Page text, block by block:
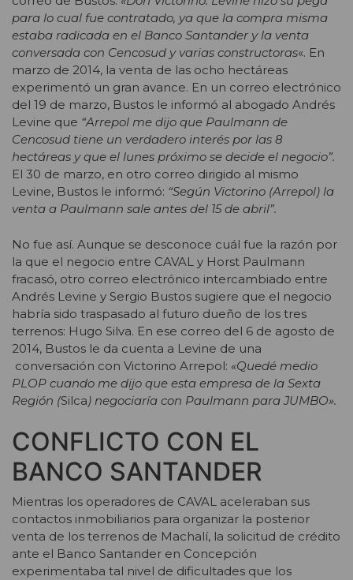
para lo cual fue contratado, ya que la compra misma
estaba radicada en el Banco Santander y la venta
conversada con Cencosud y varias constructoras«. En
marzo de 2014, la venta de las ocho hectáreas
experimentó un gran avance. En un correo electrónico
del 19 de marzo, Bustos le informó al abogado Andrés
Levine que “Arrepol me dijo que Paulmann de
Cencosud tiene un verdadero interés por las 8
hectáreas y que el lunes próximo se decide el negocio”.
El 30 de marzo, en otro correo dirigido al mismo
Levine, Bustos le informó: “Según Victorino (Arrepol) la
venta a Paulmann sale antes del 15 de abril”.
No fue así. Aunque se desconoce cuál fue la razón por
la que el negocio entre CAVAL y Horst Paulmann
fracasó, otro correo electrónico intercambiado entre
Andrés Levine y Sergio Bustos sugiere que el negocio
habría sido traspasado al futuro dueño de los tres
terrenos: Hugo Silva. En ese correo del 6 de agosto de
2014, Bustos le da cuenta a Levine de una
conversación con Victorino Arrepol: «Quedé medio
PLOP cuando me dijo que esta empresa de la Sexta
Región (Silca) negociaría con Paulmann para JUMBO».
CONFLICTO CON EL
BANCO SANTANDER
Mientras los operadores de CAVAL aceleraban sus
contactos inmobiliarios para organizar la posterior
venta de los terrenos de Machalí, la solicitud de crédito
ante el Banco Santander en Concepción
experimentaba tal nivel de dificultades que los